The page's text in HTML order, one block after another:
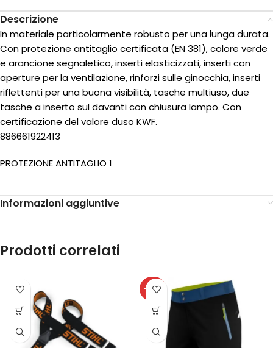
Descrizione
In materiale particolarmente robusto per una lunga durata.
Con protezione antitaglio certificata (EN 381), colore verde
e arancione segnaletico, inserti elasticizzati, inserti con
aperture per la ventilazione, rinforzi sulle ginocchia, inserti
riflettenti per una buona visibilità, tasche multiuso, due
tasche a inserto sul davanti con chiusura lampo. Con
certificazione del valore duso KWF.
886661922413
PROTEZIONE ANTITAGLIO 1
Informazioni aggiuntive
Prodotti correlati
-40%